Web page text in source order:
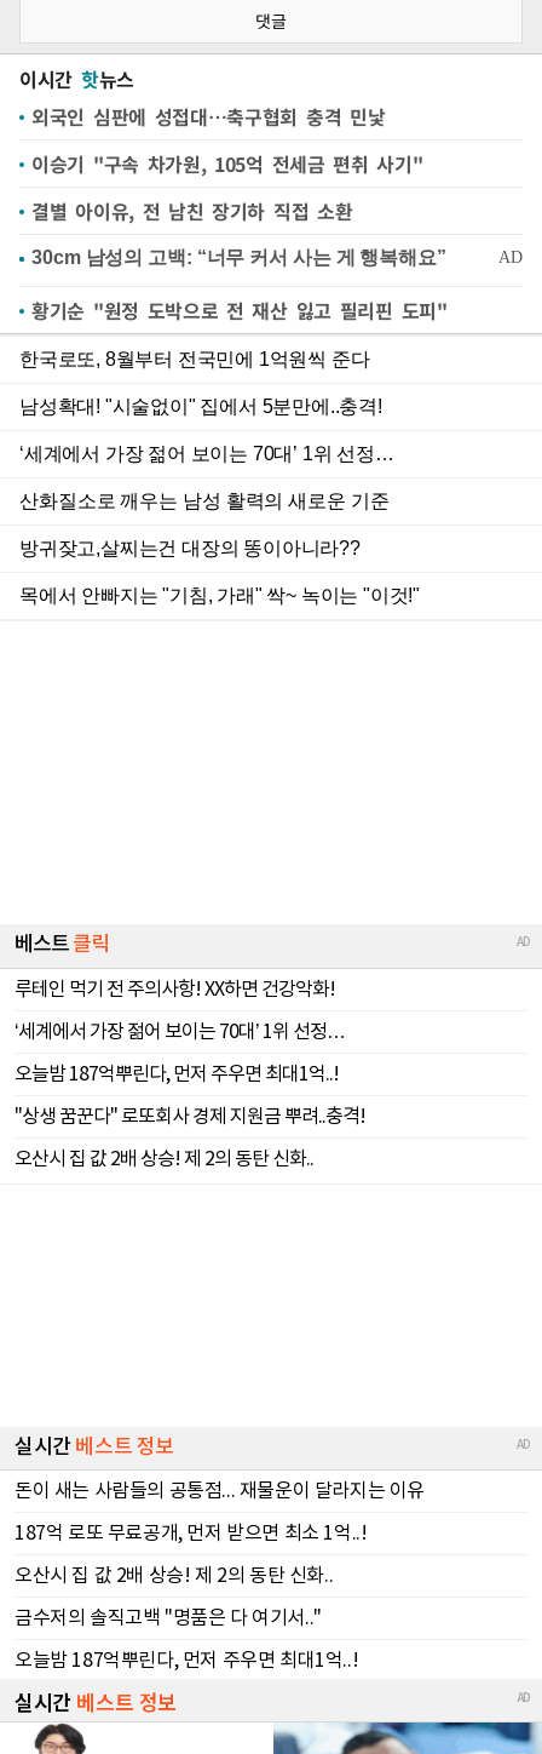
댓글
이시간 핫뉴스
외국인 심판에 성접대…축구협회 충격 민낯
이승기 "구속 차가원, 105억 전세금 편취 사기"
결별 아이유, 전 남친 장기하 직접 소환
황기순 "원정 도박으로 전 재산 잃고 필리핀 도피"